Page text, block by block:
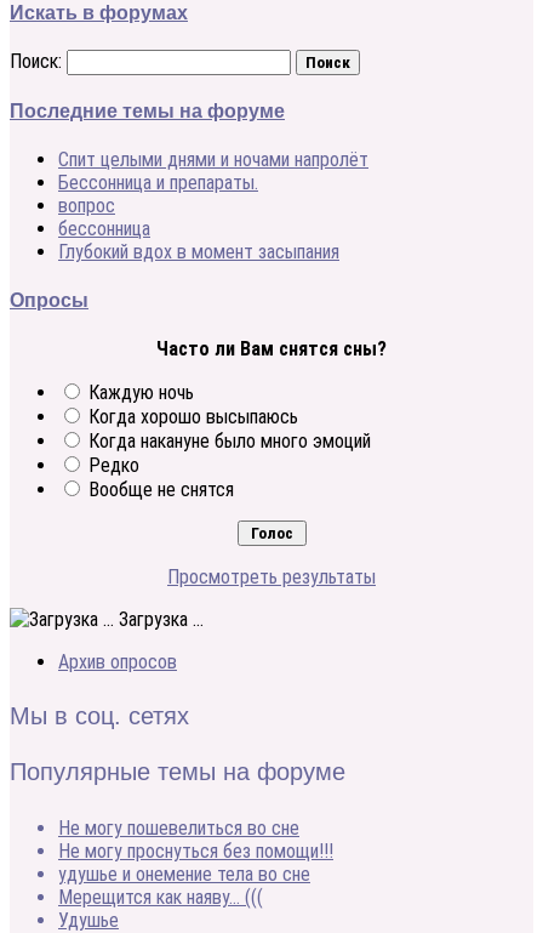
Искать в форумах
Поиск:
Последние темы на форуме
Спит целыми днями и ночами напролёт
Бессонница и препараты.
вопрос
бессонница
Глубокий вдох в момент засыпания
Опросы
Часто ли Вам снятся сны?
Каждую ночь
Когда хорошо высыпаюсь
Когда накануне было много эмоций
Редко
Вообще не снятся
Просмотреть результаты
Загрузка ...
Архив опросов
Мы в соц. сетях
Популярные темы на форуме
Не могу пошевелиться во сне
Не могу проснуться без помощи!!!
удушье и онемение тела во сне
Мерещится как наяву… (((
Удушье